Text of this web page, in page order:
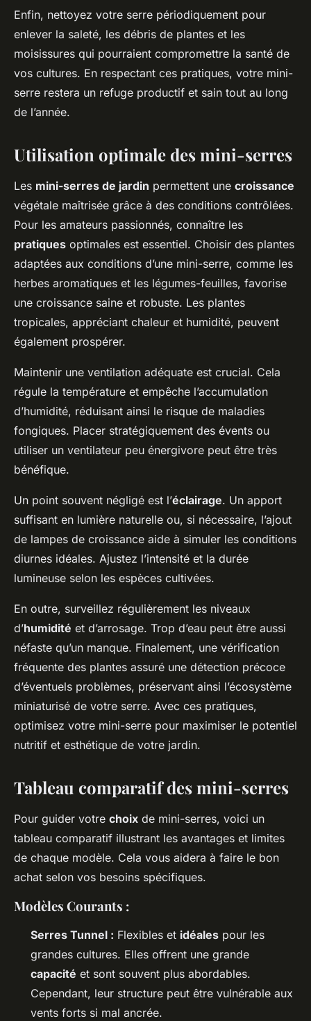
Enfin, nettoyez votre serre périodiquement pour
enlever la saleté, les débris de plantes et les
moisissures qui pourraient compromettre la santé de
vos cultures. En respectant ces pratiques, votre mini-
serre restera un refuge productif et sain tout au long
de l’année.
Utilisation optimale des mini-serres
Les mini-serres de jardin permettent une croissance
végétale maîtrisée grâce à des conditions contrôlées.
Pour les amateurs passionnés, connaître les
pratiques optimales est essentiel. Choisir des plantes
adaptées aux conditions d’une mini-serre, comme les
herbes aromatiques et les légumes-feuilles, favorise
une croissance saine et robuste. Les plantes
tropicales, appréciant chaleur et humidité, peuvent
également prospérer.
Maintenir une ventilation adéquate est crucial. Cela
régule la température et empêche l’accumulation
d’humidité, réduisant ainsi le risque de maladies
fongiques. Placer stratégiquement des évents ou
utiliser un ventilateur peu énergivore peut être très
bénéfique.
Un point souvent négligé est l’éclairage. Un apport
suffisant en lumière naturelle ou, si nécessaire, l’ajout
de lampes de croissance aide à simuler les conditions
diurnes idéales. Ajustez l’intensité et la durée
lumineuse selon les espèces cultivées.
En outre, surveillez régulièrement les niveaux
d’humidité et d’arrosage. Trop d’eau peut être aussi
néfaste qu’un manque. Finalement, une vérification
fréquente des plantes assuré une détection précoce
d’éventuels problèmes, préservant ainsi l’écosystème
miniaturisé de votre serre. Avec ces pratiques,
optimisez votre mini-serre pour maximiser le potentiel
nutritif et esthétique de votre jardin.
Tableau comparatif des mini-serres
Pour guider votre choix de mini-serres, voici un
tableau comparatif illustrant les avantages et limites
de chaque modèle. Cela vous aidera à faire le bon
achat selon vos besoins spécifiques.
Modèles Courants :
Serres Tunnel : Flexibles et idéales pour les
grandes cultures. Elles offrent une grande
capacité et sont souvent plus abordables.
Cependant, leur structure peut être vulnérable aux
vents forts si mal ancrée.